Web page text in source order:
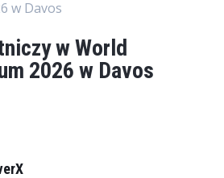
w Davos
w World
2026 w Davos